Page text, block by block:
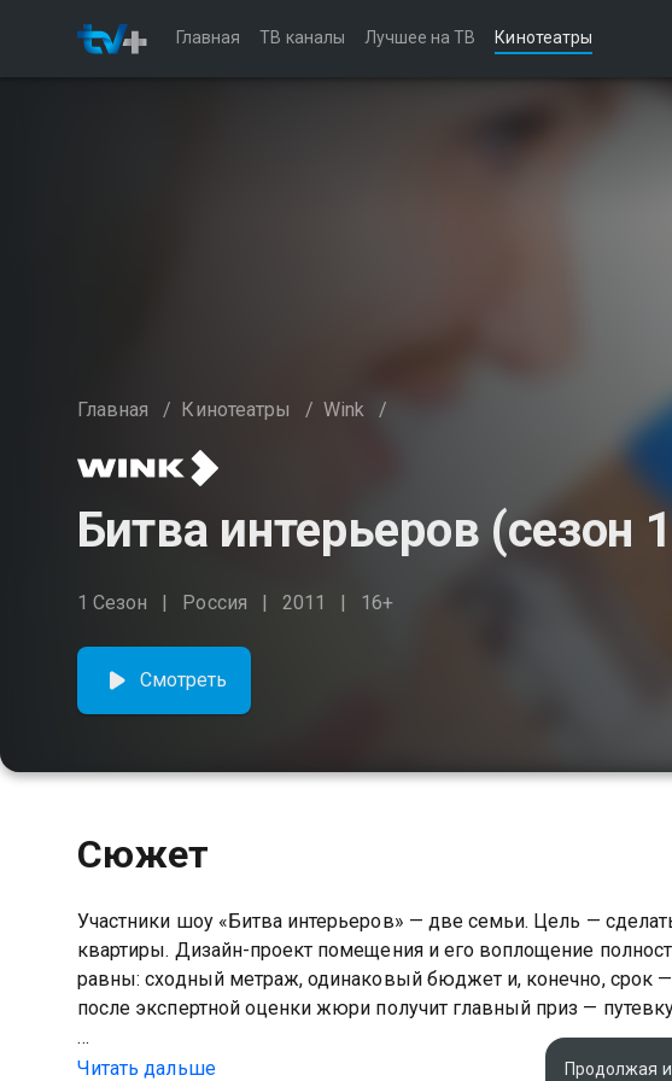
Главная ТВ каналы Лучшее на ТВ Кинотеатры
Главная / Кинотеатры / Wink /
Битва интерьеров (сезон
1 Сезон Россия 2011 16+
Смотреть
Сюжет
Участники шоу «Битва интерьеров» — две семьи. Цель —
квартиры. Дизайн-проект помещения и его воплощение
равны: сходный метраж, одинаковый бюджет и, конечно, срок
после экспертной оценки жюри получит главный приз —
Посмотреть онлайн 1 сезон сериала Битва интерьеров вы
Читать дальше Продолжая